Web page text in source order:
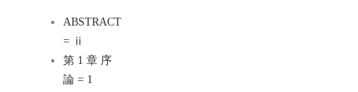
ABSTRACT
= ⅱ
第 1 章 序
論 = 1